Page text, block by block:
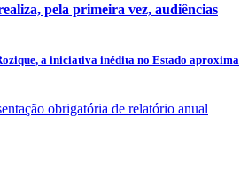
pela primeira vez, audiências
a iniciativa inédita no Estado aproxima